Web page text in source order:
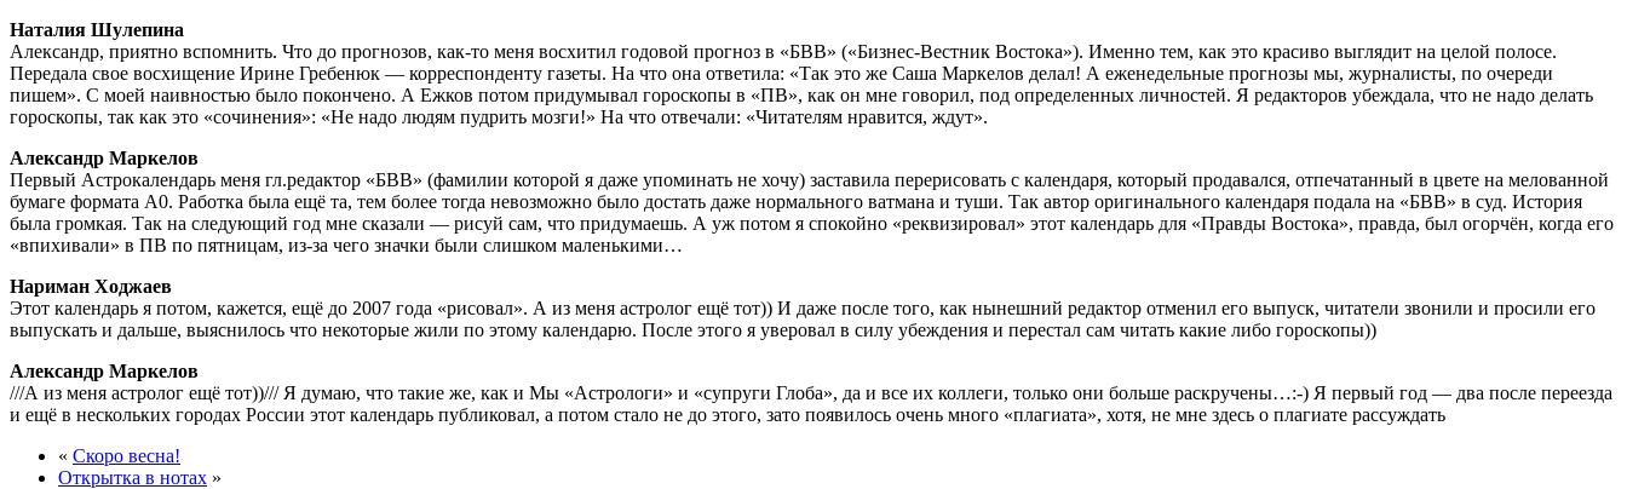
Наталия Шулепина
Александр, приятно вспомнить. Что до прогнозов, как-то меня восхитил годовой прогноз в «БВВ» («Бизнес-Вестник Востока»). Именно тем, как это красиво выглядит на целой полосе.
Передала свое восхищение Ирине Гребенюк — корреспонденту газеты. На что она ответила: «Так это же Саша Маркелов делал! А еженедельные прогнозы мы, журналисты, по очереди
пишем». С моей наивностью было покончено. А Ежков потом придумывал гороскопы в «ПВ», как он мне говорил, под определенных личностей. Я редакторов убеждала, что не надо делать
гороскопы, так как это «сочинения»: «Не надо людям пудрить мозги!» На что отвечали: «Читателям нравится, ждут».
Александр Маркелов
Первый Астрокалендарь меня гл.редактор «БВВ» (фамилии которой я даже упоминать не хочу) заставила перерисовать с календаря, который продавался, отпечатанный в цвете на мелованной
бумаге формата А0. Работка была ещё та, тем более тогда невозможно было достать даже нормального ватмана и туши. Так автор оригинального календаря подала на «БВВ» в суд. История
была громкая. Так на следующий год мне сказали — рисуй сам, что придумаешь. А уж потом я спокойно «реквизировал» этот календарь для «Правды Востока», правда, был огорчён, когда его
«впихивали» в ПВ по пятницам, из-за чего значки были слишком маленькими…
Нариман Ходжаев
Этот календарь я потом, кажется, ещё до 2007 года «рисовал». А из меня астролог ещё тот)) И даже после того, как нынешний редактор отменил его выпуск, читатели звонили и просили его
выпускать и дальше, выяснилось что некоторые жили по этому календарю. После этого я уверовал в силу убеждения и перестал сам читать какие либо гороскопы))
Александр Маркелов
///А из меня астролог ещё тот))/// Я думаю, что такие же, как и Мы «Астрологи» и «супруги Глоба», да и все их коллеги, только они больше раскручены…:-) Я первый год — два после переезда
и ещё в нескольких городах России этот календарь публиковал, а потом стало не до этого, зато появилось очень много «плагиата», хотя, не мне здесь о плагиате рассуждать
« Скоро весна!
Открытка в нотах »